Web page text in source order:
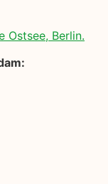
Ostsee, Berlin.